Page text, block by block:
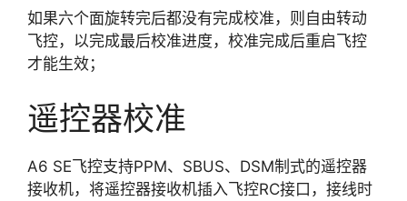
如果六个面旋转完后都没有完成校准，则自由转动
飞控，以完成最后校准进度，校准完成后重启飞控
才能生效；
遥控器校准
A6 SE飞控支持PPM、SBUS、DSM制式的遥控器
接收机，将遥控器接收机插入飞控RC接口，接线时